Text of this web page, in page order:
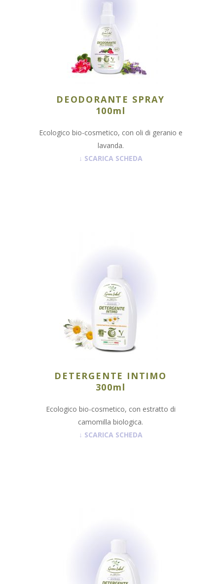
DEODORANTE SPRAY
100ml
Ecologico bio-cosmetico, con oli di geranio e
lavanda.
↓ SCARICA SCHEDA
DETERGENTE INTIMO
300ml
Ecologico bio-cosmetico, con estratto di
camomilla biologica.
↓ SCARICA SCHEDA